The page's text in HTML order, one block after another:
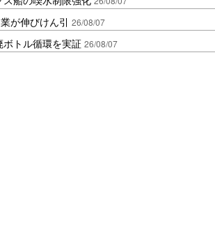
が伸びけん引 26/08/07
トル循環を実証 26/08/07